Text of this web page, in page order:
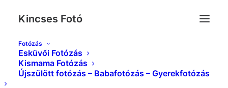
Kincses Fotó
Fotózás
Esküvői Fotózás
Kismama Fotózás
Újszülött fotózás – Babafotózás – Gyerekfotózás
Album Gallery 1
Kezdőlap Album Gallery 1 Album Gallery 1